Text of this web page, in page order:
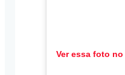
Ver essa foto